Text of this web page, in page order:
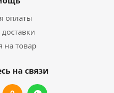
оплаты
на товар
на связи